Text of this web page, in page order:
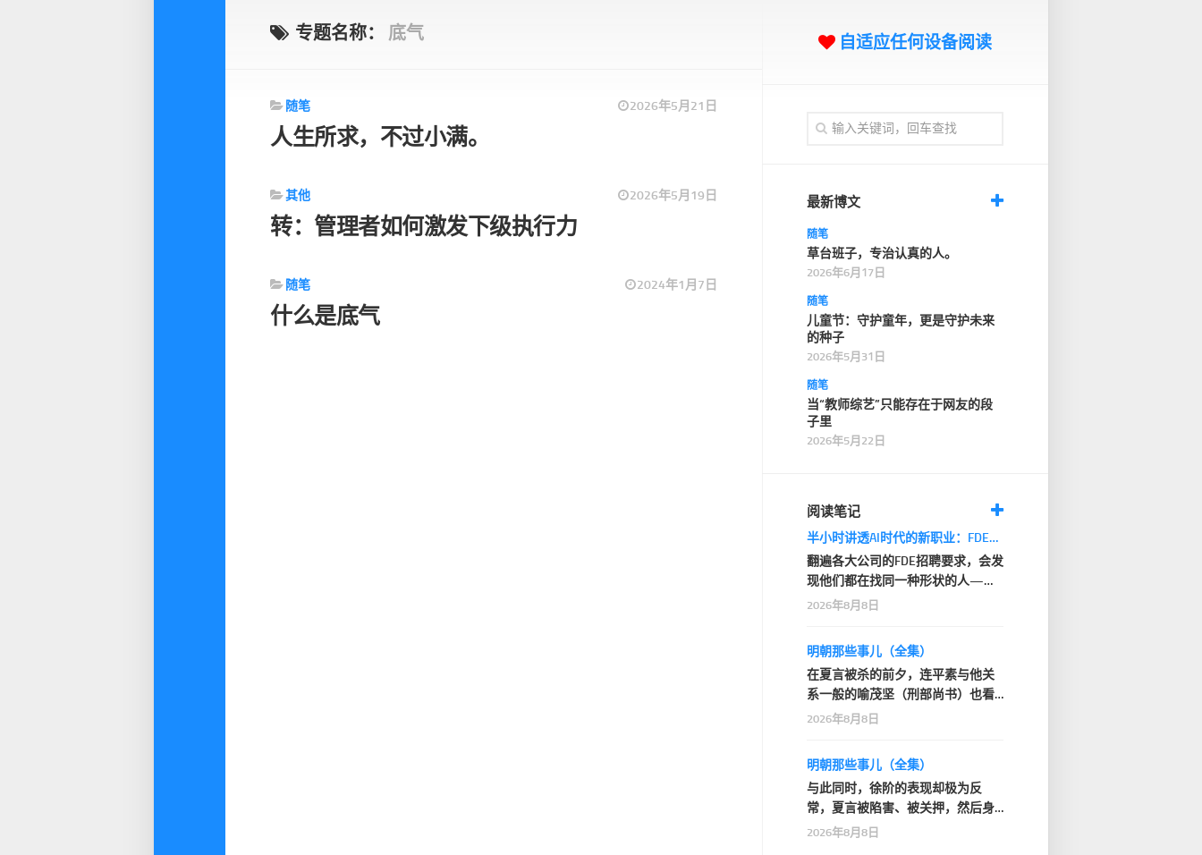
专题名称： 底气
随笔 2026年5月21日
人生所求，不过小满。
其他 2026年5月19日
转：管理者如何激发下级执行力
随笔 2024年1月7日
什么是底气
自适应任何设备阅读
最新博文
随笔
草台班子，专治认真的人。
2026年6月17日
随笔
儿童节：守护童年，更是守护未来
的种子
2026年5月31日
随笔
当“教师综艺”只能存在于网友的段
子里
2026年5月22日
阅读笔记
半小时讲透AI时代的新职业：FDE（轻科技）
翻遍各大公司的FDE招聘要求，会发
现他们都在找同一种形状的人——
业内俗称「T型人才」…
2026年8月8日
明朝那些事儿（全集）
在夏言被杀的前夕，连平素与他关
系一般的喻茂坚（刑部尚书）也看
不下去了，毅然站出…
2026年8月8日
明朝那些事儿（全集）
与此同时，徐阶的表现却极为反
常，夏言被陷害、被关押，然后身
首异处，家破人亡，这…
2026年8月8日